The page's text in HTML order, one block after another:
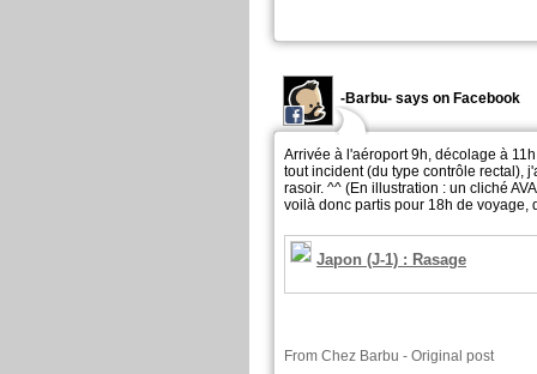
-Barbu- says on Facebook
Arrivée à l'aéroport 9h, décolage à
tout incident (du type contrôle rectal),
rasoir. ^^ (En illustration : un cliché
voilà donc partis pour 18h de
Japon (J-1) : Rasage
From Chez Barbu - Original post